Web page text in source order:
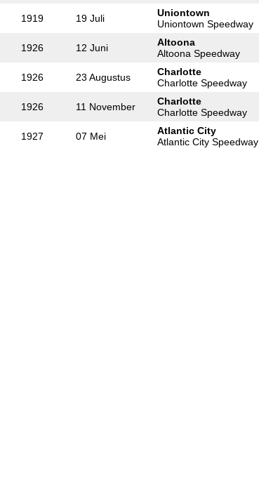
1919 19 Juli
Uniontown
Uniontown Speedway
1926 12 Juni
Altoona
Altoona Speedway
1926 23 Augustus
Charlotte
Charlotte Speedway
1926 11 November
Charlotte
Charlotte Speedway
1927 07 Mei
Atlantic City
Atlantic City Speedway